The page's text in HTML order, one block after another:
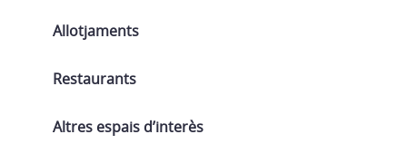
Allotjaments
Restaurants
Altres espais d’interès